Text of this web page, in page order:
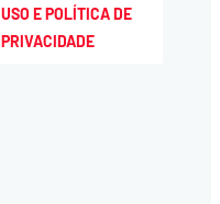
USO E POLÍTICA DE
PRIVACIDADE